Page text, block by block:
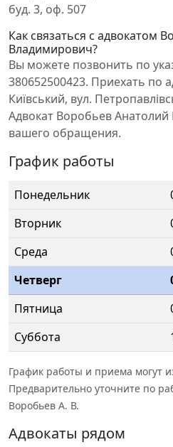
буд. 3, оф. 507
Как связаться с адвокатом
Владимирович?
Вы можете позвонить по
380652500423. Приехать по
Київський, вул.
Адвокат Воробьев
вашего обращения.
График работы
Понедельник
Вторник
Среда
Четверг
Пятница
Суббота
График работы и приема могут
Предварительно уточните по
Воробьев А. В.
Адвокаты рядом